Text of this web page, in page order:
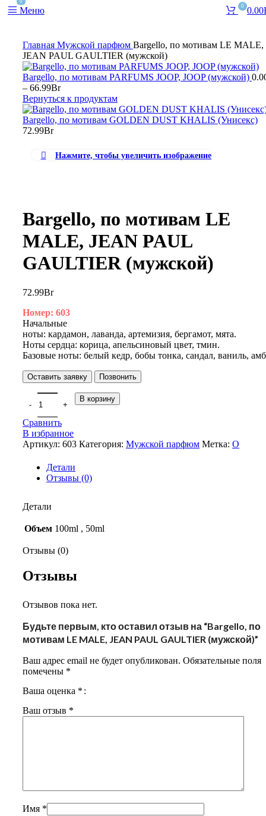
Меню 0 0.00
Главная Мужской парфюм Bargello, по мотивам LE MALE,
JEAN PAUL GAULTIER (мужской)
Bargello, по мотивам PARFUMS JOOP, JOOP (мужской)
– 66.99Br
Вернуться к продуктам
Bargello, по мотивам GOLDEN DUST KHALIS (Унисекс)
72.99Br
Нажмите, чтобы увеличить изображение
Bargello, по мотивам LE
MALE, JEAN PAUL
GAULTIER (мужской)
72.99Br
Номер: 603
Начальные
ноты: кардамон, лаванда, артемизия, бергамот, мята.
Ноты сердца: корица, апельсиновый цвет, тмин.
Базовые ноты: белый кедр, бобы тонка, сандал, ваниль,
Оставить заявку Позвонить
В корзину
Сравнить
В избранное
Артикул: 603 Категория: Мужской парфюм Метка: O
Детали
Отзывы (0)
Детали
Объем 100ml , 50ml
Отзывы (0)
Отзывы
Отзывов пока нет.
Будьте первым, кто оставил отзыв на “Bargello, по
мотивам LE MALE, JEAN PAUL GAULTIER (мужской)”
Ваш адрес email не будет опубликован. Обязательные поля
помечены *
Ваша оценка *
Ваш отзыв *
Имя *
0